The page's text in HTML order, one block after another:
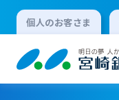
個人のお客さま